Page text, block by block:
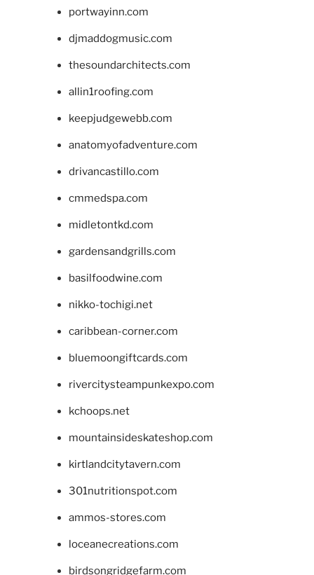
portwayinn.com
djmaddogmusic.com
thesoundarchitects.com
allin1roofing.com
keepjudgewebb.com
anatomyofadventure.com
drivancastillo.com
cmmedspa.com
midletontkd.com
gardensandgrills.com
basilfoodwine.com
nikko-tochigi.net
caribbean-corner.com
bluemoongiftcards.com
rivercitysteampunkexpo.com
kchoops.net
mountainsideskateshop.com
kirtlandcitytavern.com
301nutritionspot.com
ammos-stores.com
loceanecreations.com
birdsongridgefarm.com